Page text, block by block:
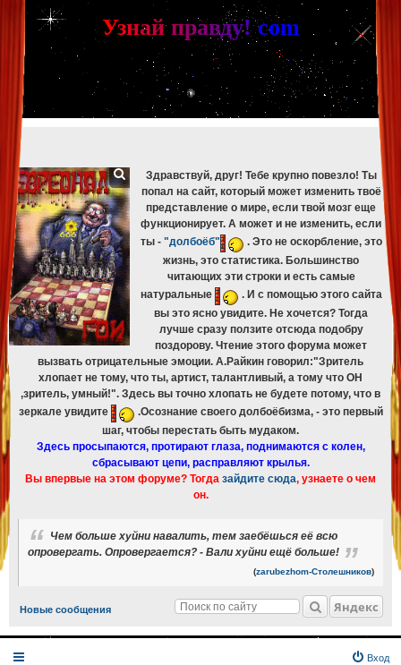
[phpBB Debug] PHP Warning : in file [ROOT]/phpbb/db/driver/mysqli.php
mysqli_fetch_assoc(): Couldn't fetch mysqli_result
[phpBB Debug] PHP Warning: in file[ROOT]/phpbb/db/driver/mysqli.php 329
mysqli_free_result(): Couldn't fetch mysqli_result
[phpBB Debug] PHP Warning
[ROOT]/phpbb/db/driver/mysqli.php on line 265
mysqli_fetch_assoc(): Couldn't fetch mysqli_result
[phpBB Debug] PHP Warning
: in file [ROOT]/phpbb/db/driver/mysqli.php on line329
mysqli_free_result(): Couldn't fetch mysqli_result
[phpBB Debug] PHP Warning: in file [ROOT]/phpbb/db/driver/mysqli.php on line 265
mysqli_fetch_assoc(): Couldn't fetch mysqli_result
[phpBB Debug] PHP Warning
[ROOT]/phpbb/db/driver/mysqli.php on line329:
mysqli_free_result(): Couldn't fetch mysqli_result
Узнай правду! com
Здравствуй, друг! Тебе крупно повезло! Ты
попал на сайт, который может изменить твоё
представление о мире, если твой мозг еще
функционирует. А может и не изменить, если
ты - "долбоёб"
. Это не оскорбление, это
жизнь, это статистика. Большинство
читающих эти строки и есть самые
натуральные
. И с помощью этого сайта
вы это ясно увидите. Не хочется? Тогда
лучше сразу ползите отсюда подобру
поздорову. Чтение этого форума может
вызвать отрицательные эмоции. А.Райкин говорил:"Зритель
хлопает не тому, что ты, артист, талантливый, а тому что ОН
,зритель, умный!". Здесь вы точно хлопать не будете потому, что в
зеркале увидите
.Осознание своего долбоёбизма, - это первый
шаг, чтобы перестать быть мудаком.
Здесь просыпаются, протирают глаза, поднимаются с колен,
сбрасывают цепи, расправляют крылья.
Вы впервые на этом форуме? Тогда зайдите сюда, узнаете о чем
он.
Чем больше хуйни навалить, тем заебёшься её всю
опровергать. Опровергается? - Вали хуйни ещё больше!
(zarubezhom-Столешников)
Новые сообщения Яндекс
Вход